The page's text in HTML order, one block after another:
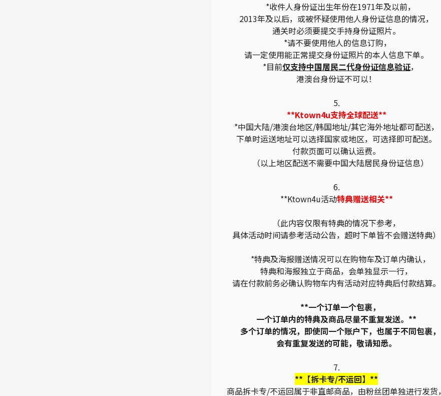
*收件人身份证出生年份在1971年及以前，
2013年及以后，或被怀疑使用他人身份证信息的情况，
通关时必须要提交手持身份证照片。
*请不要使用他人的信息订购，
请一定使用能正常提交身份证照片的本人信息下单。
*目前仅支持中国居民二代身份证信息验证，
港澳台身份证不可以！
5.
**Ktown4u支持全球配送**
*中国大陆/港澳台地区/韩国地址/其它海外地址都可配送，
下单时运送地址可以选择国家或地区，可选择即可配送。
付款页面可以确认运费。
（以上地区配送不需要中国大陆居民身份证信息）
6.
**Ktown4u活动特典赠送相关**
（此内容仅限有特典的情况下参考，
具体活动时间请参考活动公告，超时下单皆不会赠送特典）
*特典及海报赠送情况可以在购物车及订单内确认，
特典和海报独立于商品，会单独显示一行，
请在付款前务必确认购物车内有活动对应特典后付款结算。
**一个订单一个包裹，
一个订单内的特典及商品尽量不重复发送。**
多个订单的情况，即使同一个账户下，也属于不同包裹，
会有重复发送的可能，敬请知悉。
7.
**【拆卡专/不运回】**
商品拆卡专/不运回属于非直邮商品，由粉丝团单独进行发货，